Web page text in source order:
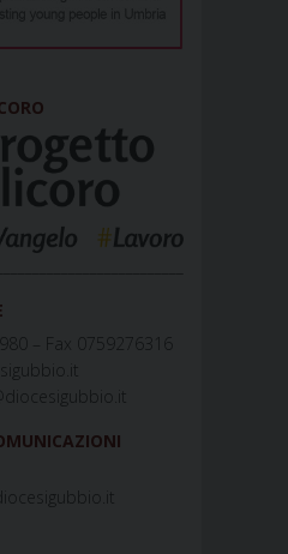
– Fax 0759276316